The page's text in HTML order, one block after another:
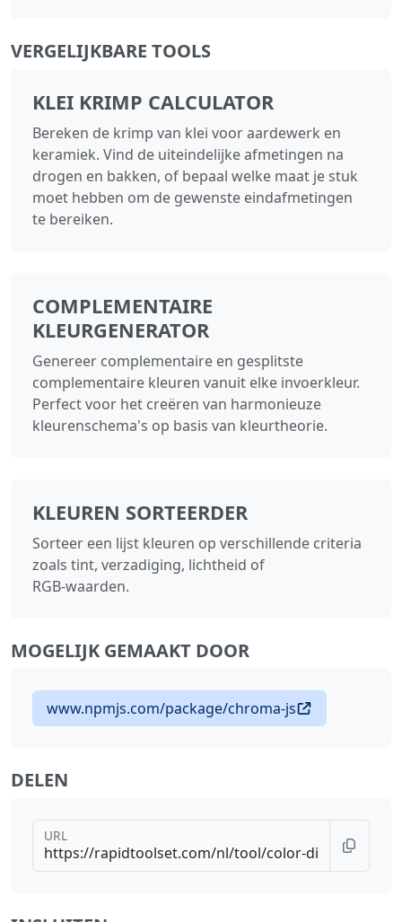
VERGELIJKBARE TOOLS
KLEI KRIMP CALCULATOR
Bereken de krimp van klei voor aardewerk en
keramiek. Vind de uiteindelijke afmetingen na
drogen en bakken, of bepaal welke maat je stuk
moet hebben om de gewenste eindafmetingen
te bereiken.
COMPLEMENTAIRE
KLEURGENERATOR
Genereer complementaire en gesplitste
complementaire kleuren vanuit elke invoerkleur.
Perfect voor het creëren van harmonieuze
kleurenschema's op basis van kleurtheorie.
KLEUREN SORTEERDER
Sorteer een lijst kleuren op verschillende criteria
zoals tint, verzadiging, lichtheid of
RGB‑waarden.
MOGELIJK GEMAAKT DOOR
www.npmjs.com/package/chroma-js
DELEN
URL